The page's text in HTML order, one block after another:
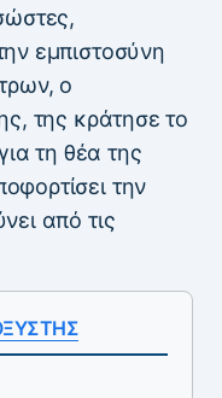
εμπιστοσύνη
ο
της κράτησε το
τη θέα της
την
από τις